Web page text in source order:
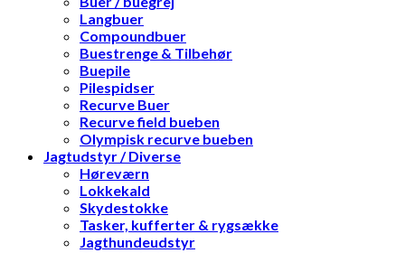
Langbuer
Compoundbuer
Buestrenge & Tilbehør
Buepile
Pilespidser
Recurve Buer
Recurve field bueben
Olympisk recurve bueben
Jagtudstyr / Diverse
Høreværn
Lokkekald
Skydestokke
Tasker, kufferter & rygsække
Jagthundeudstyr